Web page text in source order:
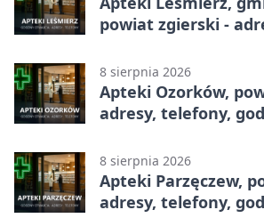
powiat zgierski -
8 sierpnia 2026
Apteki Ozorków,
adresy, telefony,
8 sierpnia 2026
Apteki Parzęczew,
adresy, telefony,